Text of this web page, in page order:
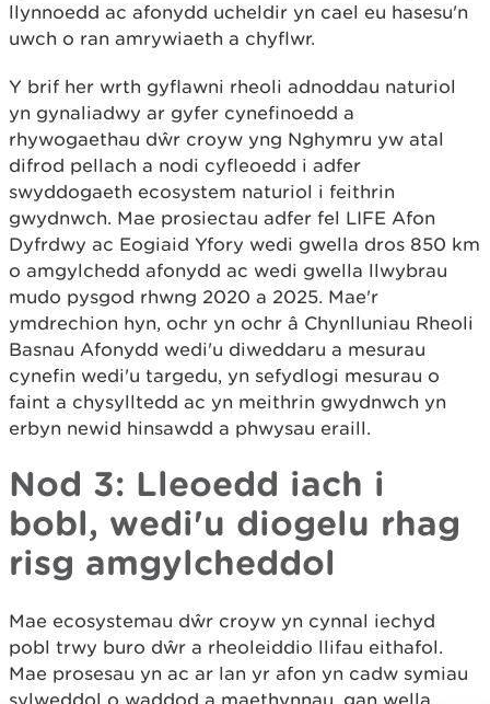
llynnoedd ac afonydd ucheldir yn cael eu hasesu'n
uwch o ran amrywiaeth a chyflwr.
Y brif her wrth gyflawni rheoli adnoddau naturiol
yn gynaliadwy ar gyfer cynefinoedd a
rhywogaethau dŵr croyw yng Nghymru yw atal
difrod pellach a nodi cyfleoedd i adfer
swyddogaeth ecosystem naturiol i feithrin
gwydnwch. Mae prosiectau adfer fel LIFE Afon
Dyfrdwy ac Eogiaid Yfory wedi gwella dros 850 km
o amgylchedd afonydd ac wedi gwella llwybrau
mudo pysgod rhwng 2020 a 2025. Mae'r
ymdrechion hyn, ochr yn ochr â Chynlluniau Rheoli
Basnau Afonydd wedi'u diweddaru a mesurau
cynefin wedi'u targedu, yn sefydlogi mesurau o
faint a chysylltedd ac yn meithrin gwydnwch yn
erbyn newid hinsawdd a phwysau eraill.
Nod 3: Lleoedd iach i
bobl, wedi'u diogelu rhag
risg amgylcheddol
Mae ecosystemau dŵr croyw yn cynnal iechyd
pobl trwy buro dŵr a rheoleiddio llifau eithafol.
Mae prosesau yn ac ar lan yr afon yn cadw symiau
sylweddol o waddod a maethynnau, gan wella